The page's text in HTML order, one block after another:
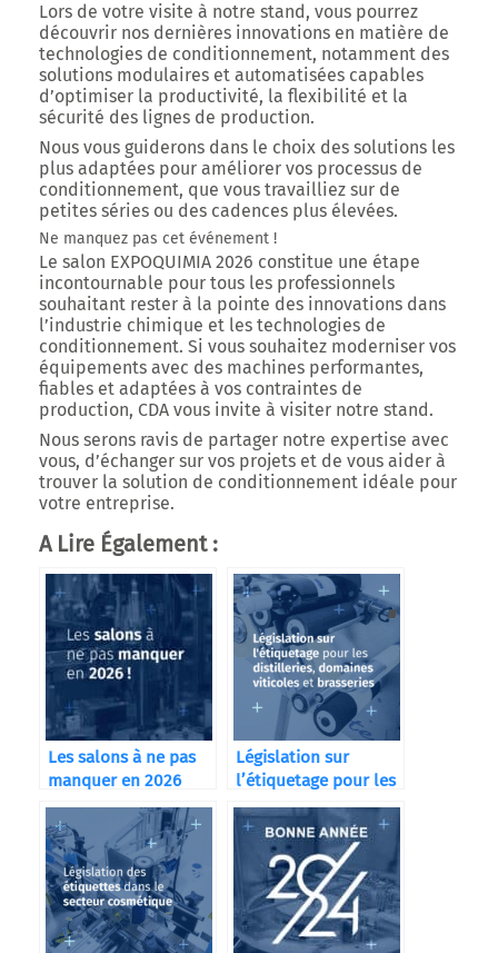
Lors de votre visite à notre stand, vous pourrez
découvrir nos dernières innovations en matière de
technologies de conditionnement, notamment des
solutions modulaires et automatisées capables
d’optimiser la productivité, la flexibilité et la
sécurité des lignes de production.
Nous vous guiderons dans le choix des solutions les
plus adaptées pour améliorer vos processus de
conditionnement, que vous travailliez sur de
petites séries ou des cadences plus élevées.
Ne manquez pas cet événement !
Le salon EXPOQUIMIA 2026 constitue une étape
incontournable pour tous les professionnels
souhaitant rester à la pointe des innovations dans
l’industrie chimique et les technologies de
conditionnement. Si vous souhaitez moderniser vos
équipements avec des machines performantes,
fiables et adaptées à vos contraintes de
production, CDA vous invite à visiter notre stand .
Nous serons ravis de partager notre expertise avec
vous, d’échanger sur vos projets et de vous aider à
trouver la solution de conditionnement idéale pour
votre entreprise.
A Lire Également :
Les salons à ne pas
manquer en 2026
Législation sur
l’étiquetage pour les
distilleries